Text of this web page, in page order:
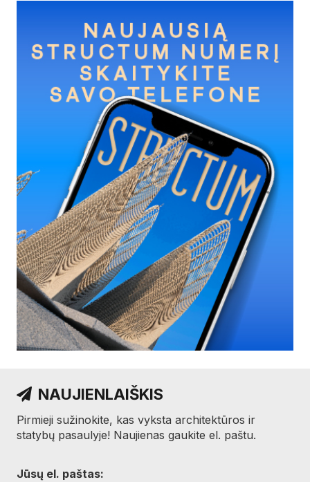
NAUJIENLAIŠKIS
Pirmieji sužinokite, kas vyksta architektūros ir
statybų pasaulyje! Naujienas gaukite el. paštu.
Jūsų el. paštas: